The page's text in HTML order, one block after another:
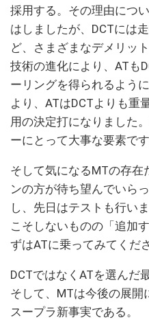
採用する。その理由につ
はしましたが、DCTには
ど、さまざまなデメリッ
技術の進化により、ATも
ーリングを得られるよう
より、ATはDCTよりも重
用の決定打になりました
ーにとって大事な要素で
そして気になるMTの存在
ンの方が待ち望んでいら
し、先日はテストも行い
こそしないものの「追加
ずはATに乗ってみてくだ
DCTではなくATを選んだ
そして、MTは今後の展
スープラ新事実である。